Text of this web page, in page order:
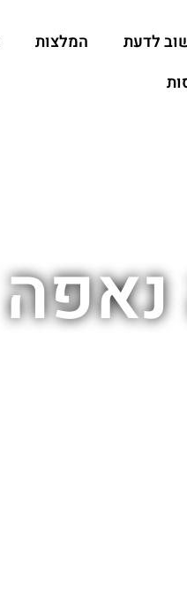
לדעת המלצות
נאפה